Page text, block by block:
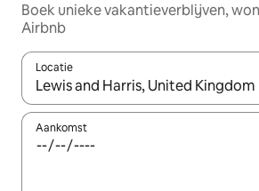
Boek unieke vakantieverblijven,
Airbnb
Locatie
Wanneer er suggesties beschikbaar
Aankomst